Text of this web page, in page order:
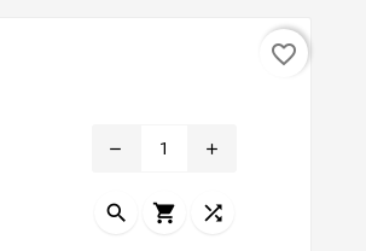
remove add
  
favorite_border